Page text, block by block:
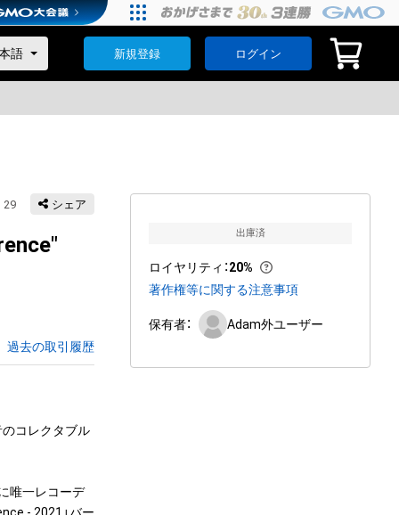
新規登録 ログイン
29 シェア
過去の取引履歴
コレクタブル
唯一レコーデ
出庫済
ロイヤリティ ：20%
著作権等に関する注意事項
保有者： Adam外ユーザー